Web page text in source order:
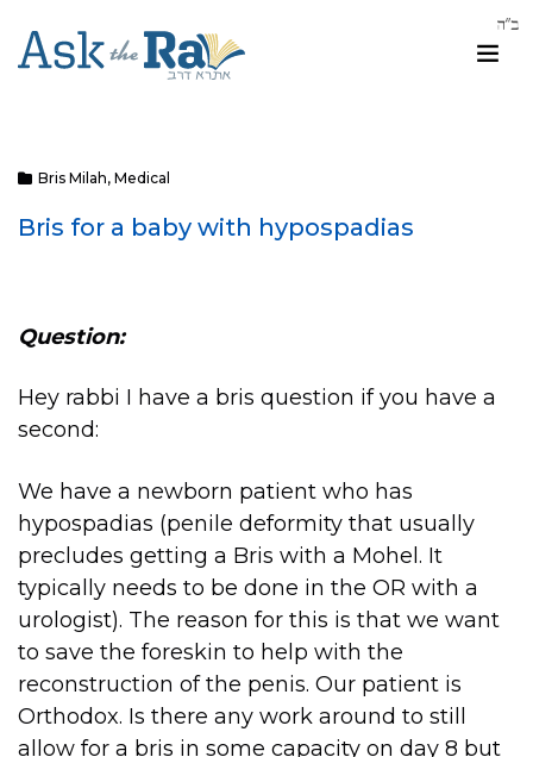
Bris Milah, Medical
Bris for a baby with hypospadias
Question:
Hey rabbi I have a bris question if you have a
second:
We have a newborn patient who has
hypospadias (penile deformity that usually
precludes getting a Bris with a Mohel. It
typically needs to be done in the OR with a
urologist). The reason for this is that we want
to save the foreskin to help with the
reconstruction of the penis. Our patient is
Orthodox. Is there any work around to still
allow for a bris in some capacity on day 8 but